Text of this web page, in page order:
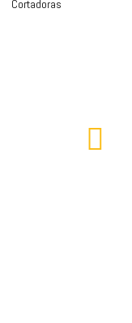
Cortadoras